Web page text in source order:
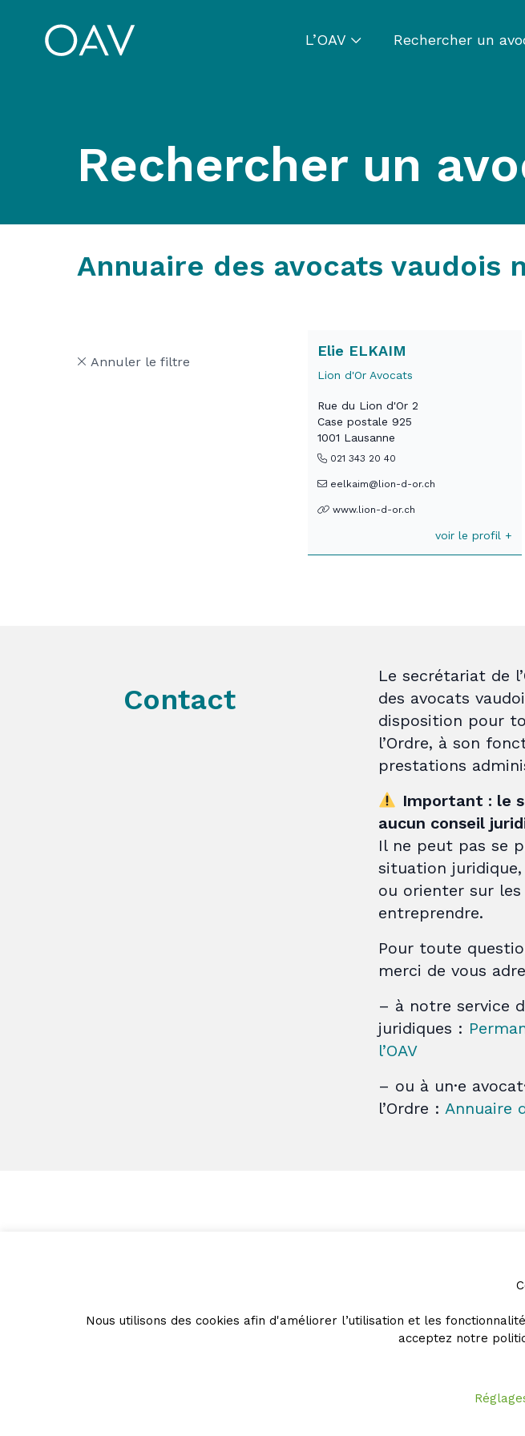
L’OAV Rechercher un
Rechercher un
Annuaire des avocats vaudois
Annuler le filtre
Elie ELKAIM
Lion d'Or Avocats
Rue du Lion d'Or 2
Case postale 925
1001 Lausanne
021 343 20 40
eelkaim@lion-d-or.ch
www.lion-d-or.ch
voir le profil +
Contact
Le secrétariat de
des avocats
disposition pour
l’Ordre, à son
prestations
Important : le
aucun conseil
Il ne peut pas se
situation juridique,
ou orienter sur les
entreprendre.
Pour toute
merci de vous
– à notre service
juridiques :
l’OAV
– ou à un·e
l’Ordre : Annuaire
Nous utilisons des cookies afin d'améliorer l’utilisation et les
acceptez notre